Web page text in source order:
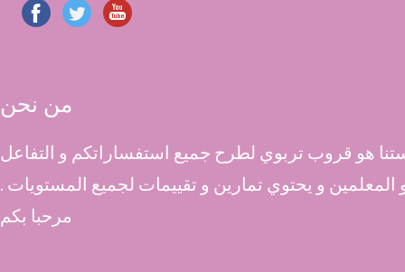
من نحن
هو قروب تربوي لطرح جميع استفساراتكم و التفاعل
و المعلمين و يحتوي تمارين و تقييمات لجميع المستويات .
مرحبا بكم